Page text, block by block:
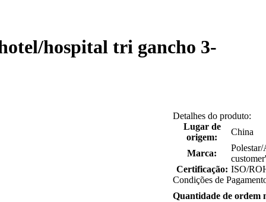
hospital tri gancho 3-
Detalhes do produto:
Lugar de
origem:
China
Marca:
Certificação: ISO/
Condições de
Quantidade de ordem